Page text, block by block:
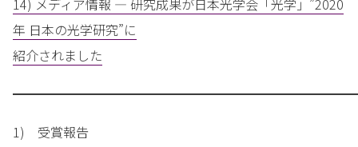
14) メディア情報 — 研究成果が日本光学会「光学」”2020
年 日本の光学研究”に
紹介されました
1) 受賞報告